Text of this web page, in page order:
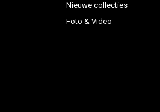
Nieuwe collecties
Foto & Video